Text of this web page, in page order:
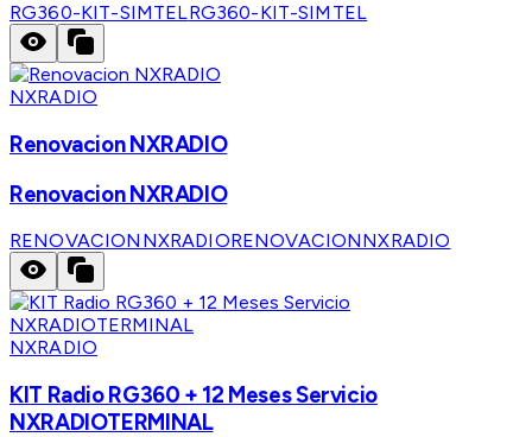
RG360-KIT-SIMTELRG360-KIT-SIMTEL
NXRADIO
Renovacion NXRADIO
Renovacion NXRADIO
RENOVACIONNXRADIORENOVACIONNXRADIO
NXRADIO
KIT Radio RG360 + 12 Meses Servicio
NXRADIOTERMINAL